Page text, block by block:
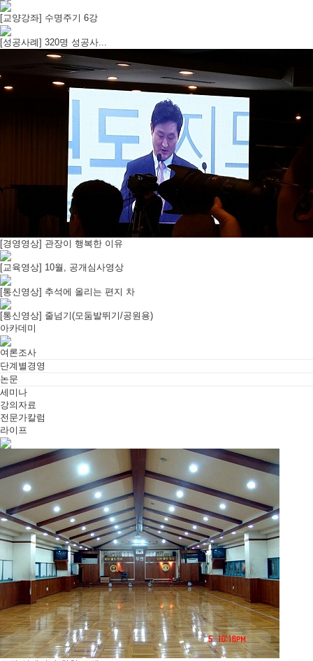
[교양강좌] 수명주기 6강
[성공사례] 320명 성공사...
[경영영상] 관장이 행복한 이유
[교육영상] 10월, 공개심사영상
[통신영상] 추석에 올리는 편지 차
[통신영상] 줄넘기(모둠발뛰기/공원용)
아카데미
여론조사
단계별경영
논문
세미나
강의자료
전문가칼럼
라이프